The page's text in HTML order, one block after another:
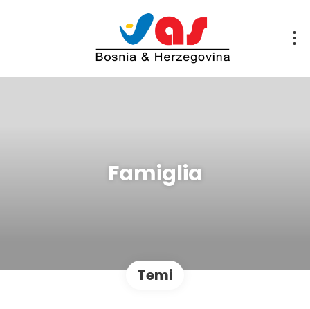
Famiglia
Temi